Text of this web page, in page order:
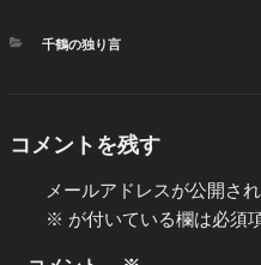
カ
千鶴の独り言
コメントを残す
メールアドレスが公開さ
※ が付いている欄は必須